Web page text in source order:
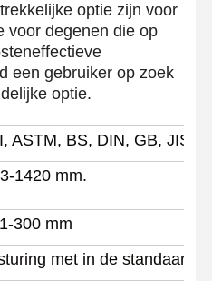
Over Ons
optie zijn voor
voor degenen die op
een gebruiker op zoek
optie.
ASTM, BS, DIN, GB, JIS
1420 mm.
300 mm
met in de standaard,